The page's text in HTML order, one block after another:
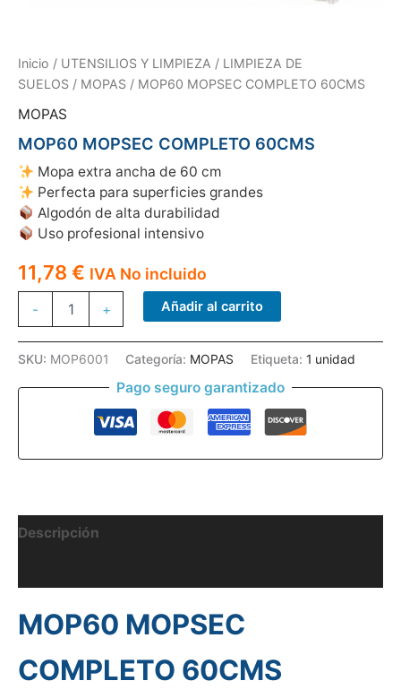
Inicio / UTENSILIOS Y LIMPIEZA / LIMPIEZA DE
SUELOS / MOPAS / MOP60 MOPSEC COMPLETO 60CMS
MOPAS
MOP60 MOPSEC COMPLETO 60CMS
Mopa extra ancha de 60 cm
Perfecta para superficies grandes
Algodón de alta durabilidad
Uso profesional intensivo
11,78 € IVA No incluido
-
60CMS
+ Añadir al carrito
SKU: MOP6001 Categoría: MOPAS Etiqueta: 1 unidad
Pago seguro garantizado
Descripción
MOP60 MOPSEC
COMPLETO 60CMS